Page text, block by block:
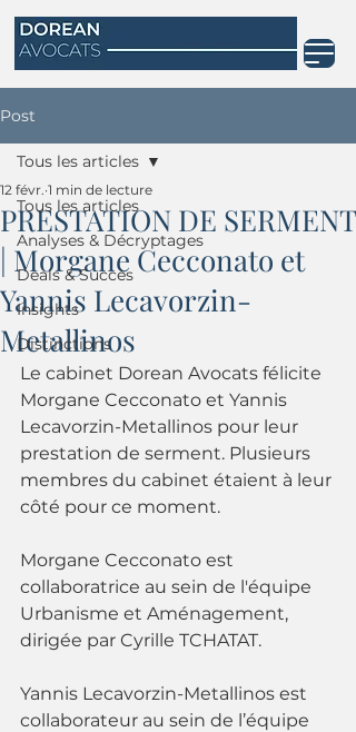
Post
Tous les articles
Analyses & Décryptages
Deals & Succès
Insights
Distinctions
Tous les articles
PRESTATION DE SERMENT
| Morgane Cecconato et
Yannis Lecavorzin-
Metallinos
12 févr. 1 min de lecture
Le cabinet Dorean Avocats félicite
Morgane Cecconato et Yannis
Lecavorzin-Metallinos pour leur
prestation de serment. Plusieurs
membres du cabinet étaient à leur
côté pour ce moment.
Morgane Cecconato est
collaboratrice au sein de l'équipe
Urbanisme et Aménagement,
dirigée par Cyrille TCHATAT.
Yannis Lecavorzin-Metallinos est
collaborateur au sein de l’équipe